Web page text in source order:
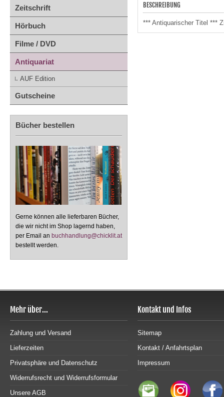
Zeitschrift
Hörbuch
Filme / DVD
Antiquariat
AUF Edition
Gutscheine
Bücher bestellen
Gerne können alle lieferbaren Bücher,
die wir nicht im Shop lagernd haben,
per Email an buchhandlung@chicklit.at
bestellt werden.
BESCHREIBUNG
*** Antiquarischer Titel ***
Mehr über...
Zahlung und Versand
Lieferzeiten
Privatsphäre und Datenschutz
Widerrufsrecht und Widerrufsformular
Unsere AGB
Kontakt und Infos
Sitemap
Kontakt / Anfahrtsplan
Impressum